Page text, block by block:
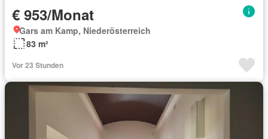
€ 953/Monat
Gars am Kamp, Niederösterreich
83 m²
Vor 23 Stunden